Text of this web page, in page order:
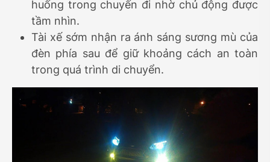
huống trong chuyến đi nhờ chủ động được
tầm nhìn.
Tài xế sớm nhận ra ánh sáng sương mù của
đèn phía sau để giữ khoảng cách an toàn
trong quá trình di chuyển.